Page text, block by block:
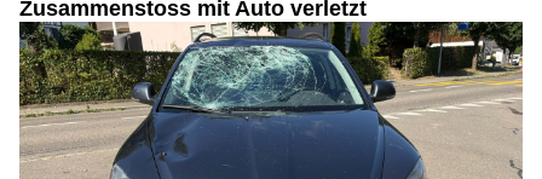
Zusammenstoss mit Auto verletzt